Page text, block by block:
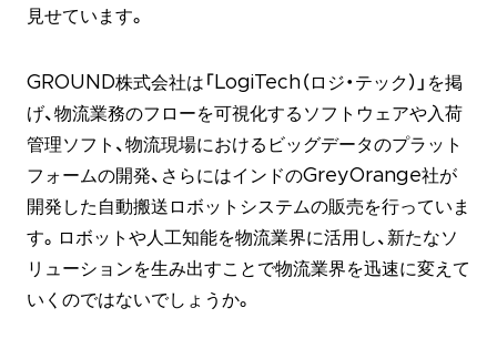
見せています。
GROUND株式会社は「LogiTech（ロジ・テック）」を掲
げ、物流業務のフローを可視化するソフトウェアや入荷
管理ソフト、物流現場におけるビッグデータのプラット
フォームの開発、さらにはインドのGreyOrange社が
開発した自動搬送ロボットシステムの販売を行っていま
す。ロボットや人工知能を物流業界に活用し、新たなソ
リューションを生み出すことで物流業界を迅速に変えて
いくのではないでしょうか。